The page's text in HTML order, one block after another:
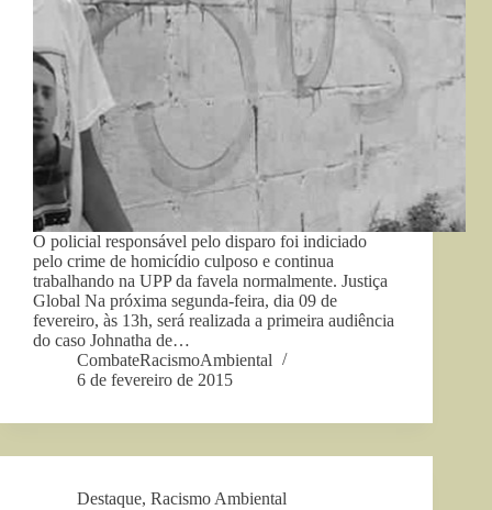
O policial responsável pelo disparo foi indiciado
pelo crime de homicídio culposo e continua
trabalhando na UPP da favela normalmente. Justiça
Global Na próxima segunda-feira, dia 09 de
fevereiro, às 13h, será realizada a primeira audiência
do caso Johnatha de…
CombateRacismoAmbiental
6 de fevereiro de 2015
Destaque, Racismo Ambiental